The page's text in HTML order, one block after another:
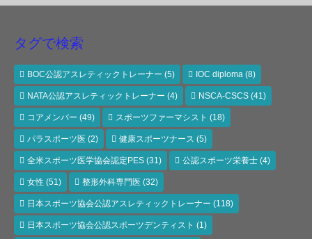
タグで検索
BOC公認アスレティックトレーナー (5) IOC diploma (8)
NATA公認アスレティックトレーナー (4) NSCA-CSCS (41)
コアメンバー (49) スポーツファーマシスト (18)
パラスポーツ医 (2) 健康スポーツナース (5)
全米スポーツ医学協会認定PES (31) 公認スポーツ栄養士 (4)
女性 (51) 整形外科専門医 (32)
日本スポーツ協会公認アスレティックトレーナー (118)
日本スポーツ協会公認スポーツデンティスト (1)